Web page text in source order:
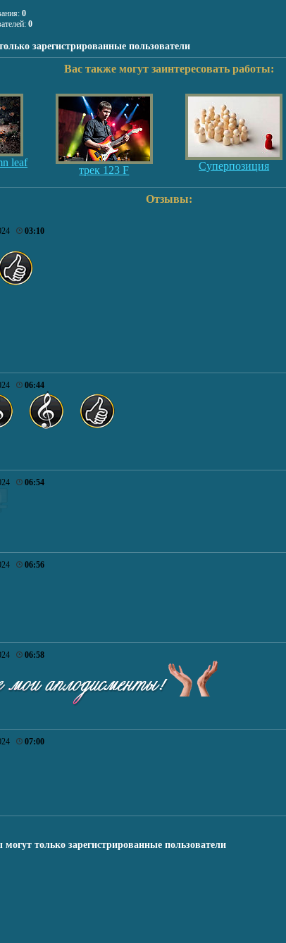
0
0
зарегистрированные пользователи
Вас также могут заинтересовать работы:
leaf
трек 123 F
Суперпозиция
Отзывы:
03:10
06:44
06:54
06:56
06:58
07:00
только зарегистрированные пользователи